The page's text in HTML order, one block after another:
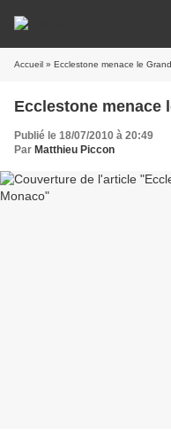
Accueil » Ecclestone menace le
Ecclestone menace
Publié le 18/07/2010 à 20:49
Par Matthieu Piccon